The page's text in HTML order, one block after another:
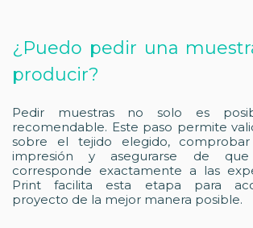
¿Puedo pedir una
producir?
Pedir muestras no solo es
recomendable. Este paso permite
sobre el tejido elegido,
impresión y asegurarse de
corresponde exactamente a las
Print facilita esta etapa para
proyecto de la mejor manera posible.